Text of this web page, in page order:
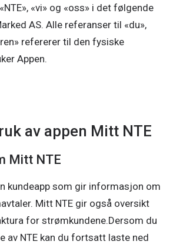
«vi» og «oss» i det følgende
AS. Alle referanser til «du»,
refererer til den fysiske
Appen.
av appen Mitt NTE
Mitt NTE
kundeapp som gir informasjon om
Mitt NTE gir også oversikt
for strømkundene.Dersom du
av NTE kan du fortsatt laste ned